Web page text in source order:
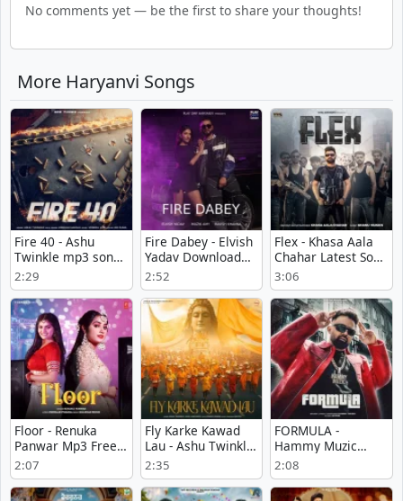
No comments yet — be the first to share your thoughts!
More Haryanvi Songs
Fire 40 - Ashu
Twinkle mp3 song
download
2:29
Fire Dabey - Elvish
Yadav Download
Mp3
2:52
Flex - Khasa Aala
Chahar Latest Song
Download
3:06
Floor - Renuka
Panwar Mp3 Free
Download
2:07
Fly Karke Kawad
Lau - Ashu Twinkle
Latest Song
Download
2:35
FORMULA -
Hammy Muzic
Song Download
2:08